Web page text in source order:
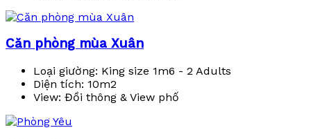
Căn phòng mùa Xuân
Loại giường: King size 1m6 - 2 Adults
Diện tích: 10m2
View: Đồi thông & View phố